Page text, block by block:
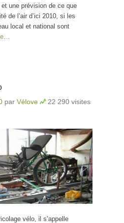
une prévision de ce que
de l’air d’ici 2010, si les
local et national sont
par Vélove
22 290 visites
vélo, il s’appelle